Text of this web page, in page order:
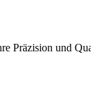
Präzision und